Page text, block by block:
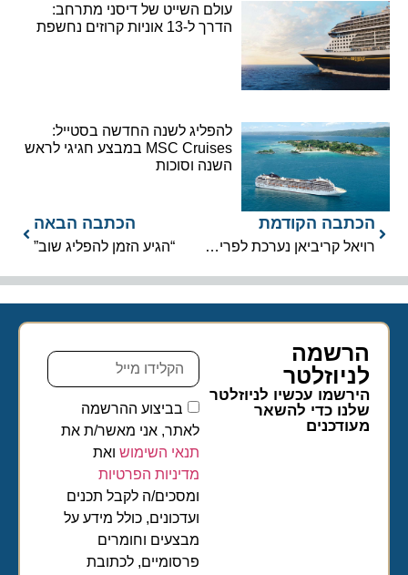
עולם השייט של דיסני מתרחב:
הדרך ל-13 אוניות קרוזים נחשפת
להפליג לשנה החדשה בסטייל:
MSC Cruises במבצע חגיגי לראש
השנה וסוכות
הכתבה הקודמת
רויאל קריביאן נערכת לפריסה מחדש של 5 אוניות בקיץ 2021
הכתבה הבאה
“הגיע הזמן להפליג שוב”
הרשמה
לניוזלטר​
הירשמו עכשיו לניוזלטר
שלנו כדי להשאר
מעודכנים
בביצוע ההרשמה
לאתר, אני מאשר/ת את
תנאי השימושואת
מדיניות הפרטיות
ומסכים/ה לקבל תכנים
ועדכונים, כולל מידע על
מבצעים וחומרים
פרסומיים, לכתובת